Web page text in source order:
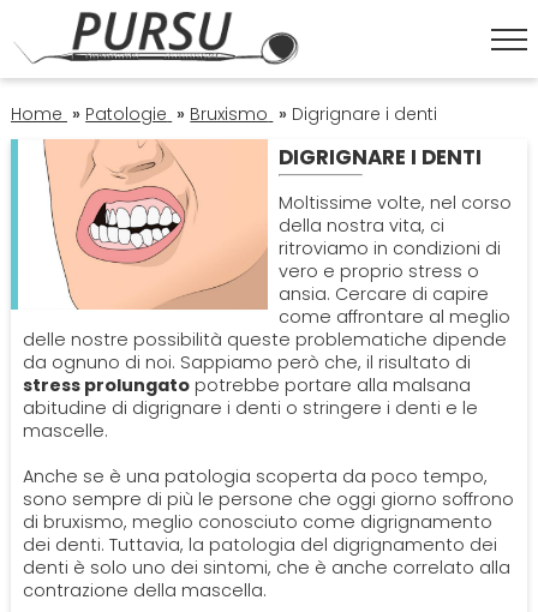
HOME
ESTETICA DENTALE
Corona Dentale
Faccette Dentali
Sbiancamento Denti
IGIENE ORALE
Igiene Orale
Lavare I Denti
OPERATORI
Dentisti
Sbiancamento Denti
ORTODONZIA
Endodonzia
Ortodonzia
PATOLOGIE
Bruxismo
Mal Di Denti
PROTESI
Dentiera
Home » Patologie » Bruxismo » Digrignare i denti
DIGRIGNARE I DENTI
Moltissime volte, nel corso
della nostra vita, ci
ritroviamo in condizioni di
vero e proprio stress o
ansia. Cercare di capire
come affrontare al meglio
delle nostre possibilità queste problematiche dipende
da ognuno di noi. Sappiamo però che, il risultato di
stress prolungatopotrebbe portare alla malsana
abitudine di digrignare i denti o stringere i denti e le
mascelle.
Anche se è una patologia scoperta da poco tempo,
sono sempre di più le persone che oggi giorno soffrono
di bruxismo, meglio conosciuto come digrignamento
dei denti. Tuttavia, la patologia del digrignamento dei
denti è solo uno dei sintomi, che è anche correlato alla
contrazione della mascella.